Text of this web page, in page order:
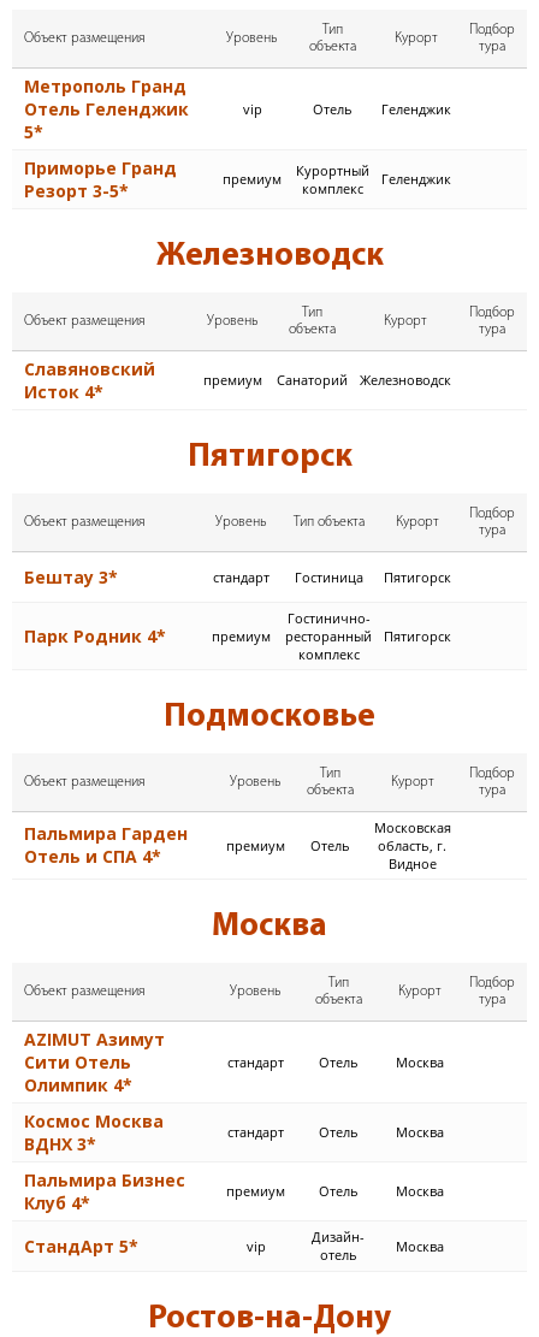
Объект размещения Уровень
Тип
объекта
Курорт
Подбор
тура
Метрополь Гранд
Отель Геленджик
5*
vip Отель Геленджик
Приморье Гранд
Резорт 3-5*
премиум
Курортный
комплекс
Геленджик
Железноводск
Объект размещения Уровень
Тип
объекта
Курорт
Подбор
тура
Славяновский
Исток 4*
премиум Cанаторий Железноводск
Пятигорск
Объект размещения Уровень Тип объекта Курорт
Подбор
тура
Бештау 3* стандарт Гостиница Пятигорск
Парк Родник 4* премиум
Гостинично-
ресторанный
комплекс
Пятигорск
Подмосковье
Объект размещения Уровень
Тип
объекта
Курорт
Подбор
тура
Пальмира Гарден
Отель и СПА 4*
премиум Отель
Московская
область, г.
Видное
Москва
Объект размещения Уровень
Тип
объекта
Курорт
Подбор
тура
AZIMUT Азимут
Сити Отель
Олимпик 4*
стандарт Отель Москва
Космос Москва
ВДНХ 3*
стандарт Отель Москва
Пальмира Бизнес
Клуб 4*
премиум Отель Москва
СтандАрт 5* vip
Дизайн-
отель
Москва
Ростов-на-Дону